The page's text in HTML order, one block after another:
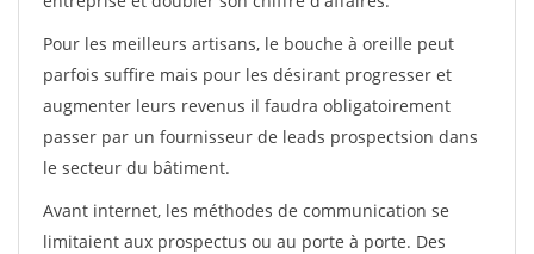
Pour les meilleurs artisans, le bouche à oreille peut
parfois suffire mais pour les désirant progresser et
augmenter leurs revenus il faudra obligatoirement
passer par un fournisseur de leads prospectsion dans
le secteur du bâtiment.
Avant internet, les méthodes de communication se
limitaient aux prospectus ou au porte à porte. Des